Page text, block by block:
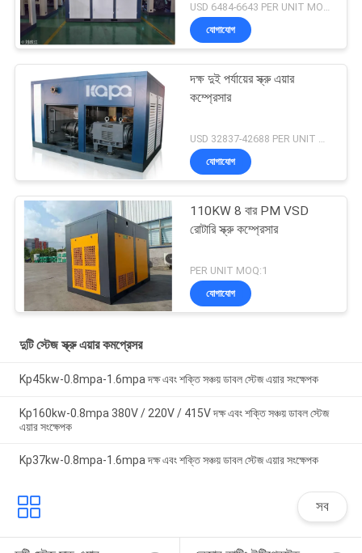
USD 6484-6643 PER UNIT MOQ:1
যোগাযোগ
দক্ষ দুই পর্যায়ের স্ক্রু এয়ার
কম্প্রেসার
USD 32837-42688 PER UNIT MOQ:1
যোগাযোগ
110KW 8 বার PM VSD
রোটারি স্ক্রু কম্প্রেসার
PER UNIT MOQ:1
যোগাযোগ
দুটি স্টেজ স্ক্রু এয়ার কমপ্রেসর
Kp45kw-0.8mpa-1.6mpa দক্ষ এবং শক্তি সঞ্চয় ডাবল স্টেজ এয়ার সংক্ষেপক
Kp160kw-0.8mpa 380V / 220V / 415V দক্ষ এবং শক্তি সঞ্চয় ডাবল স্টেজ
এয়ার সংক্ষেপক
Kp37kw-0.8mpa-1.6mpa দক্ষ এবং শক্তি সঞ্চয় ডাবল স্টেজ এয়ার সংক্ষেপক
সব